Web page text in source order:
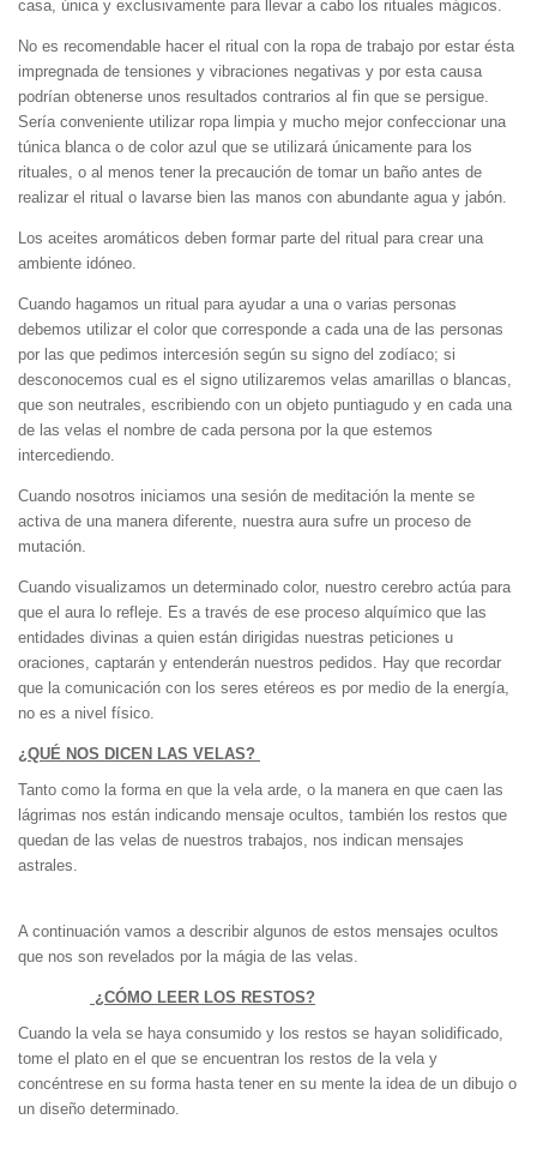
casa, única y exclusivamente para llevar a cabo los rituales mágicos.
No es recomendable hacer el ritual con la ropa de trabajo por estar ésta
impregnada de tensiones y vibraciones negativas y por esta causa
podrían obtenerse unos resultados contrarios al fin que se persigue.
Sería conveniente utilizar ropa limpia y mucho mejor confeccionar una
túnica blanca o de color azul que se utilizará únicamente para los
rituales, o al menos tener la precaución de tomar un baño antes de
realizar el ritual o lavarse bien las manos con abundante agua y jabón.
Los aceites aromáticos deben formar parte del ritual para crear una
ambiente idóneo.
Cuando hagamos un ritual para ayudar a una o varias personas
debemos utilizar el color que corresponde a cada una de las personas
por las que pedimos intercesión según su signo del zodíaco; si
desconocemos cual es el signo utilizaremos velas amarillas o blancas,
que son neutrales, escribiendo con un objeto puntiagudo y en cada una
de las velas el nombre de cada persona por la que estemos
intercediendo.
Cuando nosotros iniciamos una sesión de meditación la mente se
activa de una manera diferente, nuestra aura sufre un proceso de
mutación.
Cuando visualizamos un determinado color, nuestro cerebro actúa para
que el aura lo refleje. Es a través de ese proceso alquímico que las
entidades divinas a quien están dirigidas nuestras peticiones u
oraciones, captarán y entenderán nuestros pedidos. Hay que recordar
que la comunicación con los seres etéreos es por medio de la energía,
no es a nivel físico.
¿QUÉ NOS DICEN LAS VELAS?
Tanto como la forma en que la vela arde, o la manera en que caen las
lágrimas nos están indicando mensaje ocultos, también los restos que
quedan de las velas de nuestros trabajos, nos indican mensajes
astrales.
A continuación vamos a describir algunos de estos mensajes ocultos
que nos son revelados por la mágia de las velas.
¿CÓMO LEER LOS RESTOS?
Cuando la vela se haya consumido y los restos se hayan solidificado,
tome el plato en el que se encuentran los restos de la vela y
concéntrese en su forma hasta tener en su mente la idea de un dibujo o
un diseño determinado.